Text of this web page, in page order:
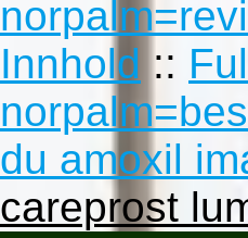
Innhold ::
du amoxil
careprost